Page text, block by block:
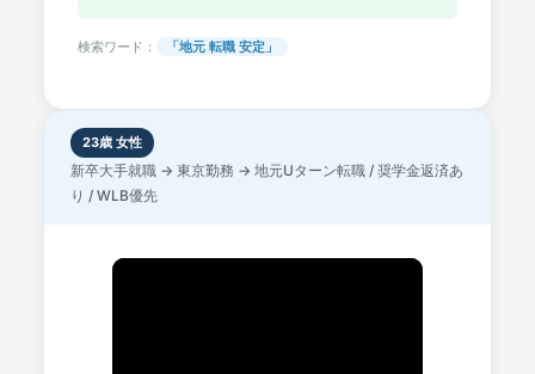
検索ワード： 「地元 転職 安定」
23歳 女性
新卒大手就職 → 東京勤務 → 地元Uターン転職 / 奨学金返済あ
り / WLB優先